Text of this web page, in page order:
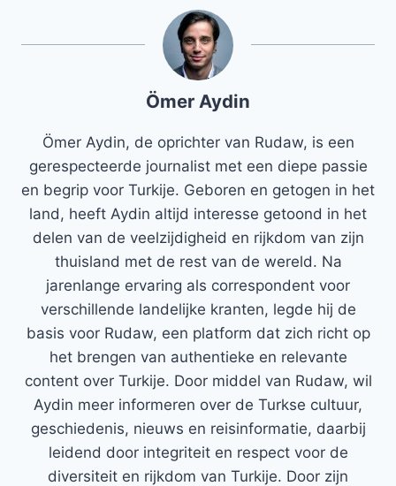
Ömer Aydin
Ömer Aydin, de oprichter van Rudaw, is een
gerespecteerde journalist met een diepe passie
en begrip voor Turkije. Geboren en getogen in het
land, heeft Aydin altijd interesse getoond in het
delen van de veelzijdigheid en rijkdom van zijn
thuisland met de rest van de wereld. Na
jarenlange ervaring als correspondent voor
verschillende landelijke kranten, legde hij de
basis voor Rudaw, een platform dat zich richt op
het brengen van authentieke en relevante
content over Turkije. Door middel van Rudaw, wil
Aydin meer informeren over de Turkse cultuur,
geschiedenis, nieuws en reisinformatie, daarbij
leidend door integriteit en respect voor de
diversiteit en rijkdom van Turkije. Door zijn